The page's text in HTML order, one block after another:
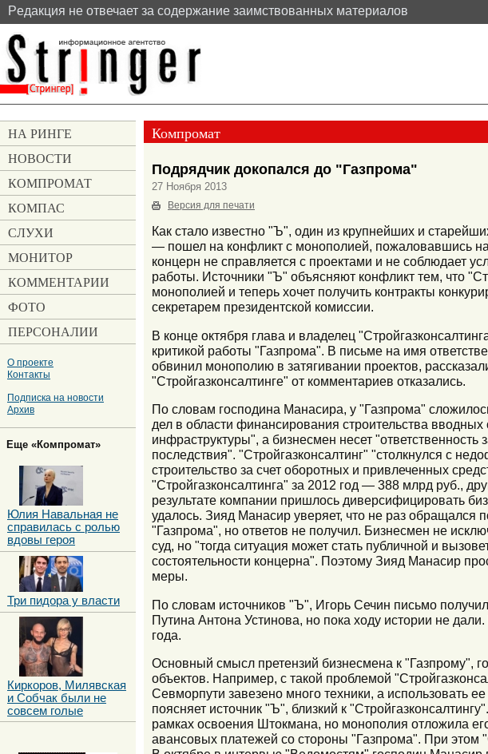
Pедакция не отвечает за содержание заимствованных материалов
Компромат
Подрядчик докопался до "Газпрома"
27 Ноября 2013
Версия для печати
Как стало известно "Ъ", один из крупнейших и
— пошел на конфликт с монополией, пожаловавшись
концерн не справляется с проектами и не соблюдает
работы. Источники "Ъ" объясняют конфликт тем, что
монополией и теперь хочет получить контракты
секретарем президентской комиссии.
В конце октября глава и владелец
критикой работы "Газпрома". В письме на имя
обвинил монополию в затягивании проектов,
"Стройгазконсалтинге" от комментариев отказались.
По словам господина Манасира, у "Газпрома"
дел в области финансирования строительства
инфраструктуры", а бизнесмен несет
последствия". "Стройгазконсалтинг" "столкнулся с
строительство за счет оборотных и привлеченных
"Стройгазконсалтинга" за 2012 год — 388 млрд руб.,
результате компании пришлось диверсифицировать
удалось. Зияд Манасир уверяет, что не раз обращался
"Газпрома", но ответов не получил. Бизнесмен не
суд, но "тогда ситуация может стать публичной и
состоятельности концерна". Поэтому Зияд Манасир
меры.
По словам источников "Ъ", Игорь Сечин письмо
Путина Антона Устинова, но пока ходу истории не
года.
Основный смысл претензий бизнесмена к "Газпрому",
объектов. Например, с такой проблемой
Севморпути завезено много техники, а использовать
поясняет источник "Ъ", близкий к
рамках освоения Штокмана, но монополия отложила
авансовых платежей со стороны "Газпрома". При этом
НА РИНГЕ
НОВОСТИ
КОМПРОМАТ
КОМПАС
СЛУХИ
МОНИТОР
КОММЕНТАРИИ
ФОТО
ПЕРСОНАЛИИ
О проекте
Контакты
Подписка на новости
Архив
Еще «Компромат»
Юлия Навальная не
справилась с ролью
вдовы героя
Три пидора у власти
Киркоров, Милявская
и Собчак были не
совсем голые